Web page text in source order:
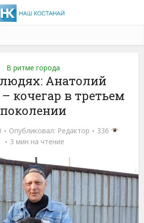
В ритме города
людях: Анатолий
кочегар в третьем
поколении
Опубликовал: Редактор
336
3 мин на чтение